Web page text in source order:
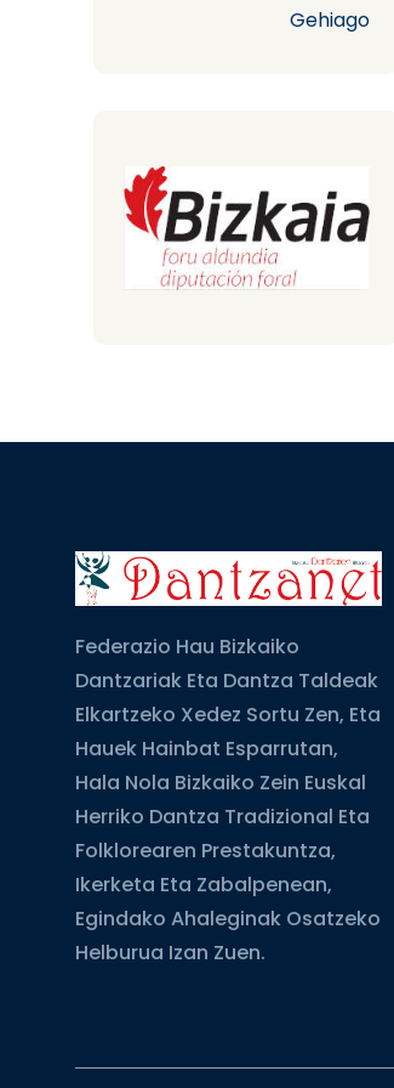
Gehiago
Federazio Hau Bizkaiko
Dantzariak Eta Dantza Taldeak
Elkartzeko Xedez Sortu Zen, Eta
Hauek Hainbat Esparrutan,
Hala Nola Bizkaiko Zein Euskal
Herriko Dantza Tradizional Eta
Folklorearen Prestakuntza,
Ikerketa Eta Zabalpenean,
Egindako Ahaleginak Osatzeko
Helburua Izan Zuen.